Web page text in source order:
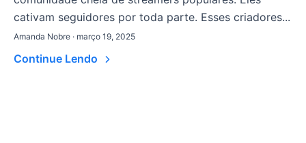
cativam seguidores por toda parte. Esses criadores...
Amanda Nobre · março 19, 2025
Continue Lendo